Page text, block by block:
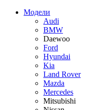
Модели
Audi
BMW
Daewoo
Ford
Hyundai
Kia
Land Rover
Mazda
Mercedes
Mitsubishi